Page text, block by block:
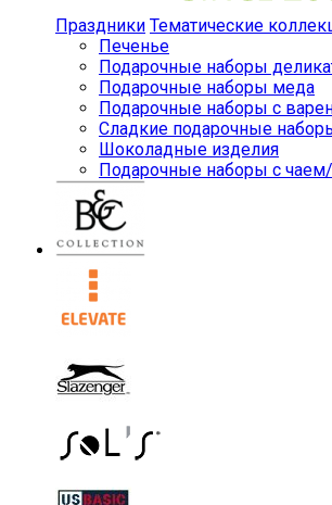
Праздники Тематические
Печенье
Подарочные наборы
Подарочные наборы меда
Подарочные наборы с
Сладкие подарочные
Шоколадные изделия
Подарочные наборы с